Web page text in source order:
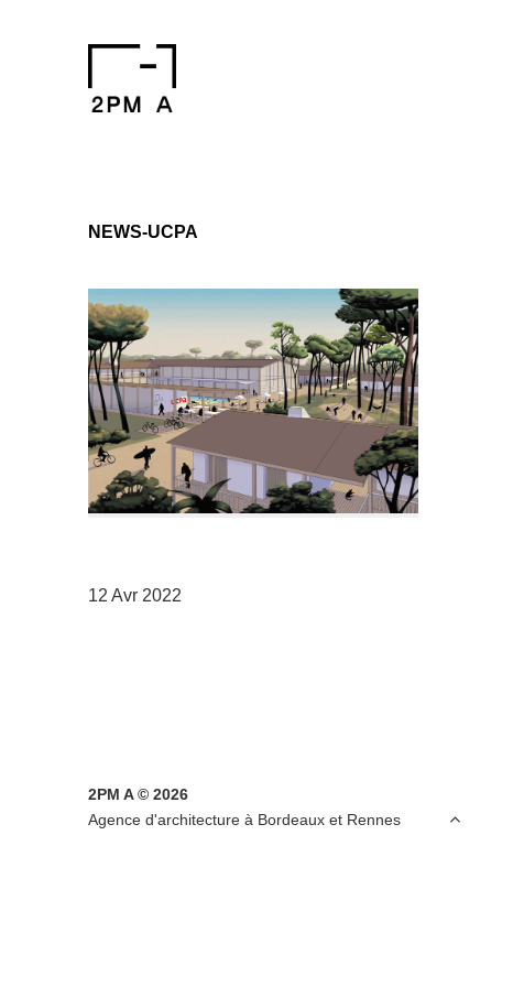
NEWS-UCPA
12 Avr 2022
2PM A © 2026
Agence d'architecture à Bordeaux et Rennes
